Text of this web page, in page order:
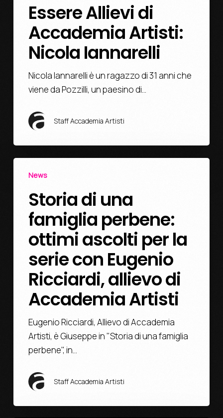
Essere Allievi di
Accademia Artisti:
Nicola Iannarelli
Nicola Iannarelli è un ragazzo di 31 anni che
viene da Pozzilli, un paesino di…
Staff Accademia Artisti
News
Storia di una
famiglia perbene:
ottimi ascolti per la
serie con Eugenio
Ricciardi, allievo di
Accademia Artisti
Eugenio Ricciardi, Allievo di Accademia
Artisti, è Giuseppe in "Storia di una famiglia
perbene", in…
Staff Accademia Artisti